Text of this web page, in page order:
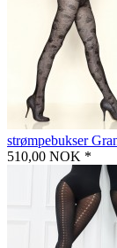
strømpebukser
510,00 NOK *